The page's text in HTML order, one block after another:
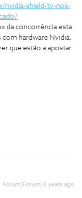
nvidia-shield-tv-nos-
da concorrência esta
com hardware Nvidia.
que estão a apostar
Forum|Forum|4 years ago